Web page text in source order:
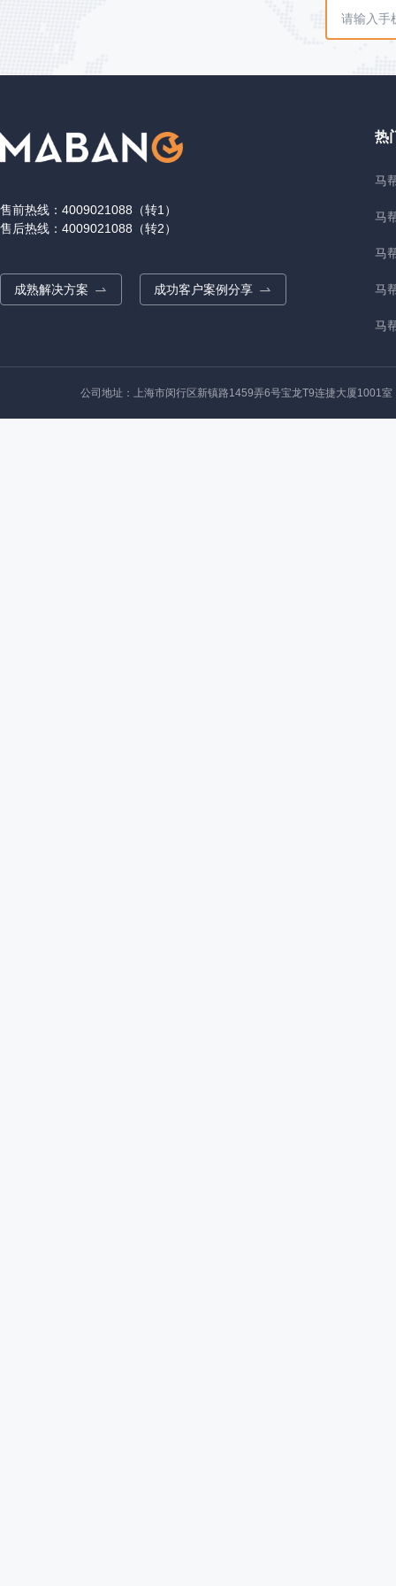
售前热线：4009021088（转1）
售后热线：4009021088（转2）
成熟解决方案 成功客户案例分享
热
马
马
马
马
马
公司地址：上海市闵行区新镇路1459弄6号宝龙T9连捷大厦1001室